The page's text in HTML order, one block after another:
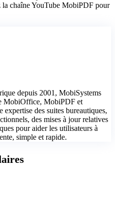
la chaîne YouTube MobiPDF pour
depuis 2001, MobiSystems
MobiOffice, MobiPDF et
des suites bureautiques,
des mises à jour relatives
pour aider les utilisateurs à
simple et rapide.